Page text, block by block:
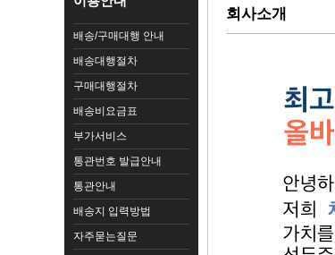
배송/구매대행 안내
배송대행절차
구매대행절차
배송비요금표
부가서비스
통관번호 발급안내
통관안내
배송지 입력방법
자주묻는질문
회사소개